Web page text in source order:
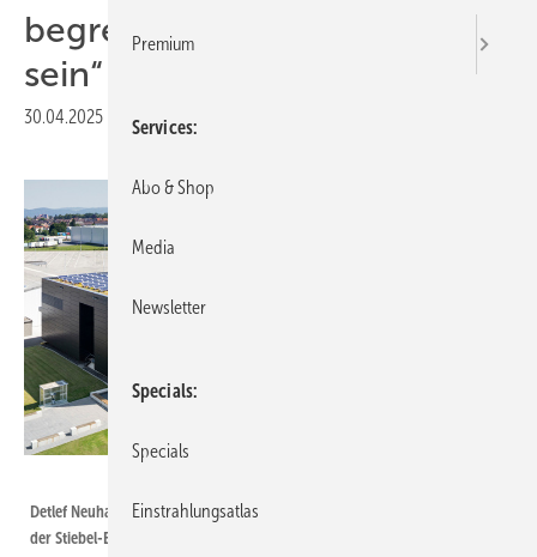
begreift, kann unser Partner
sein“
30.04.2025 Druckvorschau
Detlef Neuhaus ist seit Jahresbeginn 2025 einer von drei Geschäftsführern
der Stiebel-Eltron-Gruppe.
Premium
Services
Abo & Shop
Media
Newsletter
Specials
Specials
Einstrahlungsatlas